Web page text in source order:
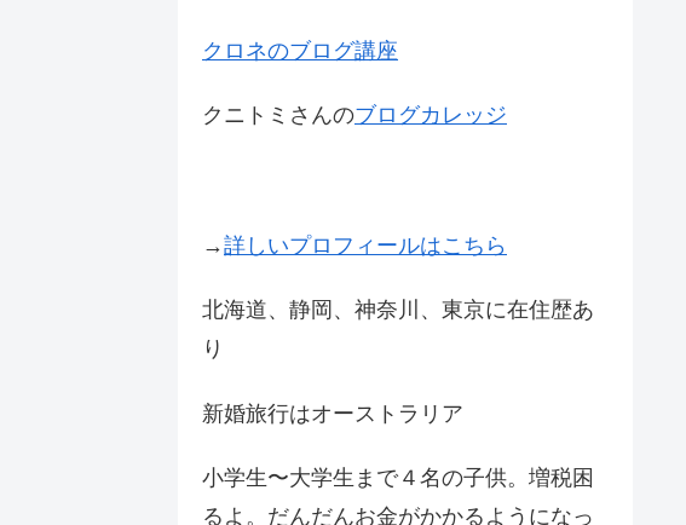
クロネのブログ講座
クニトミさんのブログカレッジ
→詳しいプロフィールはこちら
北海道、静岡、神奈川、東京に在住歴あ
り
新婚旅行はオーストラリア
小学生〜大学生まで４名の子供。増税困
るよ。だんだんお金がかかるようになっ